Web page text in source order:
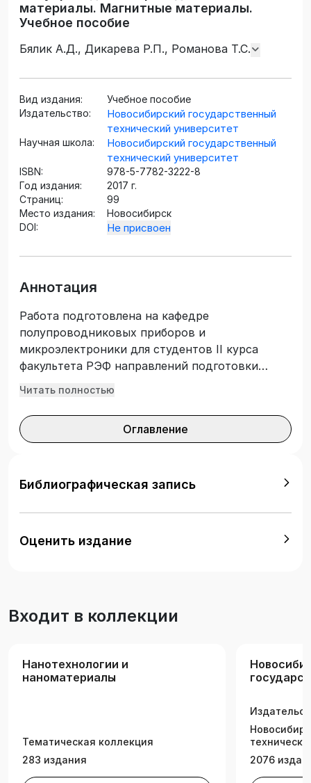
материалы. Магнитные материалы.
Учебное пособие
Бялик А.Д., Дикарева Р.П., Романова Т.С.
Вид издания:
Учебное пособие
Издательство:
Новосибирский государственный
технический университет
Научная школа:
Новосибирский государственный
технический университет
ISBN:
978-5-7782-3222-8
Год издания:
2017 г.
Страниц:
99
Место издания:
Новосибирск
DOI:
Не присвоен
Аннотация
Работа подготовлена на кафедре
полупроводниковых приборов и
микроэлектроники для студентов II курса
факультета РЭФ направлений подготовки
11.03.04 - Электроника и наноэлектроника,
техника.
Читать полностью
Оглавление
Библиографическая запись
Оценить издание
Входит в коллекции
Нанотехнологии и
наноматериалы
Тематическая коллекция
283 издания
2076